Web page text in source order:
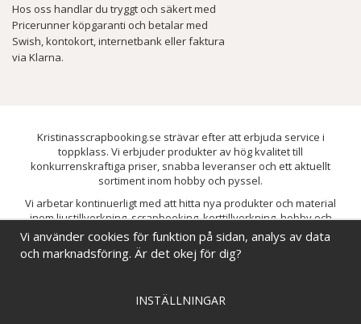
Hos oss handlar du tryggt och säkert med
Pricerunner köpgaranti och betalar med
Swish, kontokort, internetbank eller faktura
via Klarna.
Kristinasscrapbooking.se strävar efter att erbjuda service i
toppklass. Vi erbjuder produkter av hög kvalitet till
konkurrenskraftiga priser, snabba leveranser och ett aktuellt
sortiment inom hobby och pyssel.
Vi arbetar kontinuerligt med att hitta nya produkter och material
inom ljustillverkning, scrapbooking, korttillverkning, hobby och
pyssel. Målet är att bredda sortimentet och löpande förbättra och
utveckla vårt utbud, så att du alltid kan hitta det du behöver hos oss.
Vi använder cookies för funktion på sidan, analys av data
och marknadsföring. Är det okej för dig?
INSTÄLLNINGAR